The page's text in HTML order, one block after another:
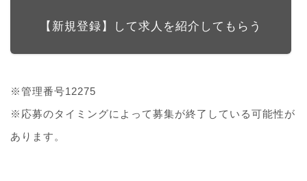
【新規登録】して求人を紹介してもらう
※管理番号12275
※応募のタイミングによって募集が終了している可能性が
あります。